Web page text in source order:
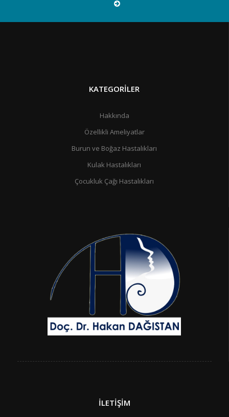
KATEGORİLER
Hakkında
Özellikli Ameliyatlar
Burun ve Boğaz Hastalıkları
Kulak Hastalıkları
Çocukluk Çağı Hastalıkları
İLETİŞİM